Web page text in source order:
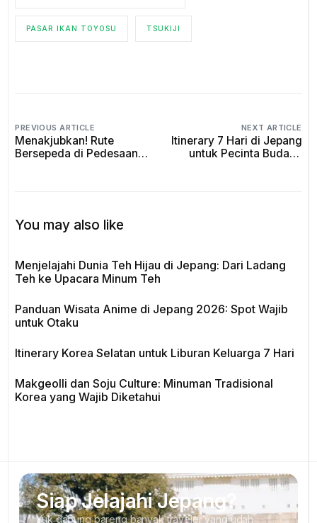
PASAR IKAN TOYOSU TSUKIJI
PREVIOUS ARTICLE
Menakjubkan! Rute
Bersepeda di Pedesaan
NEXT ARTICLE
Itinerary 7 Hari di Jepang
untuk Pecinta Budaya
You may also like
Menjelajahi Dunia Teh Hijau di Jepang: Dari Ladang
Teh ke Upacara Minum Teh
Panduan Wisata Anime di Jepang 2026: Spot Wajib
untuk Otaku
Itinerary Korea Selatan untuk Liburan Keluarga 7 Hari
Makgeolli dan Soju Culture: Minuman Tradisional
Korea yang Wajib Diketahui
Siap Jelajahi Jepang?
Yuk gabung bareng banyak traveler yang udah